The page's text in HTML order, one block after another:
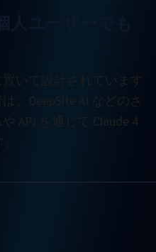
人ユーザーでも
いて設計されています
、DeepSite AI などのさ
API を通じて Claude 4